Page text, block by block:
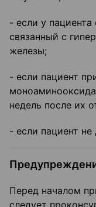
- если у
связанный с
железы;
- если пациент
недель после их
- если пациент не
Перед началом